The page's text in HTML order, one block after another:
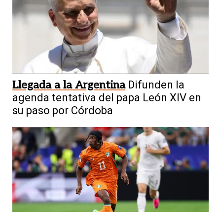
Llegada a la Argentina Difunden la
agenda tentativa del papa León XIV en
su paso por Córdoba